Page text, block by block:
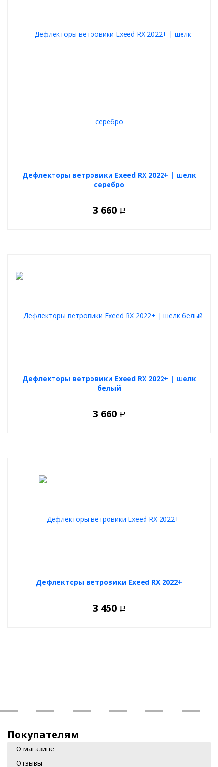
Дефлекторы ветровики Exeed RX 2022+ | шелк
серебро
3 660 Р
Дефлекторы ветровики Exeed RX 2022+ | шелк
белый
3 660 Р
Дефлекторы ветровики Exeed RX 2022+
3 450 Р
Покупателям
О магазине
Отзывы